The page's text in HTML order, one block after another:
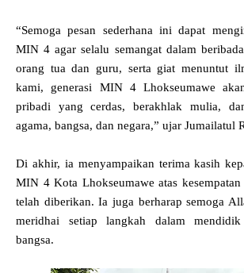
“Semoga pesan sederhana ini dapat
MIN 4 agar selalu semangat dalam
orang tua dan guru, serta giat menuntut
kami, generasi MIN 4 Lhokseumawe
pribadi yang cerdas, berakhlak mulia,
agama, bangsa, dan negara,” ujar Jumailatul
Di akhir, ia menyampaikan terima kasih
MIN 4 Kota Lhokseumawe atas kesempatan
telah diberikan. Ia juga berharap semoga
meridhai setiap langkah dalam mendidik
bangsa.